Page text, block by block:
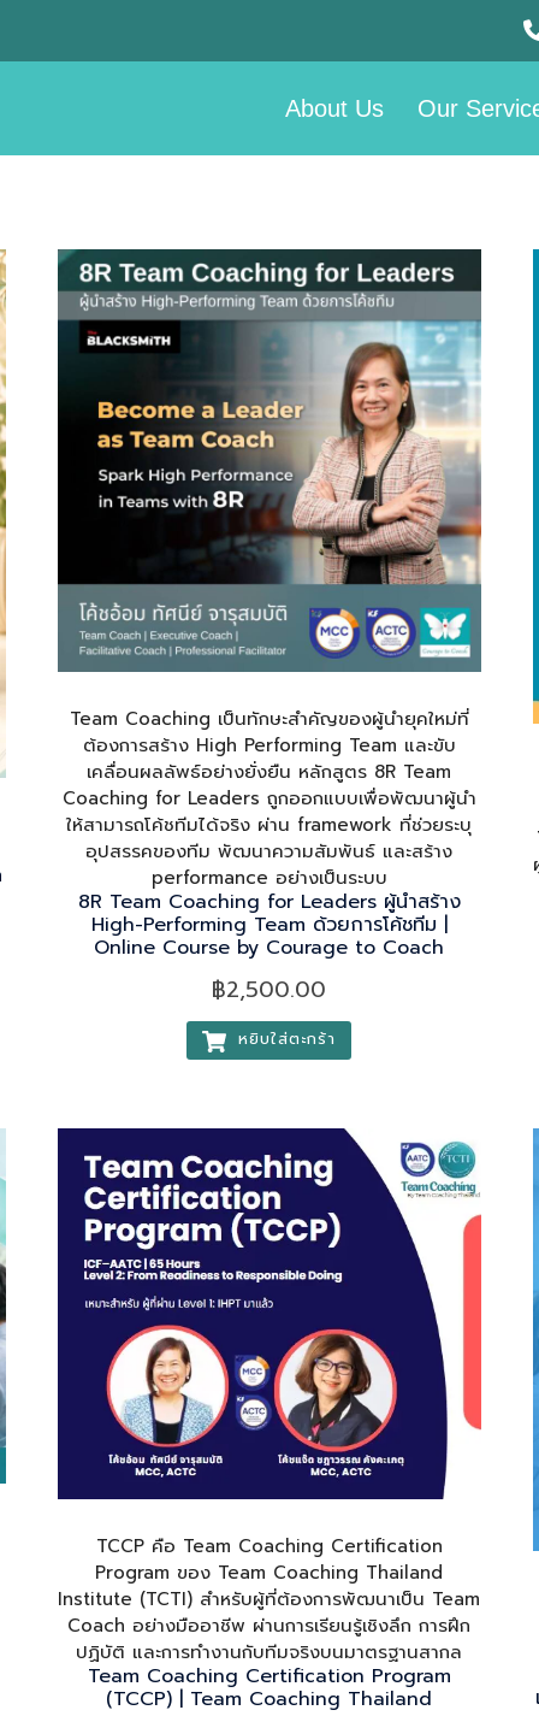
About Us Our
Team Coaching เป็นทักษะสำคัญของผู้นำยุคใหม่ที่
ต้องการสร้าง High Performing Team และขับ
เคลื่อนผลลัพธ์อย่างยั่งยืน หลักสูตร 8R Team
Coaching for Leaders ถูกออกแบบเพื่อพัฒนาผู้นำ
ให้สามารถโค้ชทีมได้จริง ผ่าน framework ที่ช่วยระบุ
อุปสรรคของทีม พัฒนาความสัมพันธ์ และสร้าง
performance อย่างเป็นระบบ
8R Team Coaching for Leaders ผู้นำสร้าง
High-Performing Team ด้วยการโค้ชทีม |
Online Course by Courage to Coach
฿2,500.00
หยิบใส่ตะกร้า
TCCP คือ Team Coaching Certification
Program ของ Team Coaching Thailand
Institute (TCTI) สำหรับผู้ที่ต้องการพัฒนาเป็น Team
Coach อย่างมืออาชีพ ผ่านการเรียนรู้เชิงลึก การฝึก
ปฏิบัติ และการทำงานกับทีมจริงบนมาตรฐานสากล
Team Coaching Certification Program
(TCCP) | Team Coaching Thailand